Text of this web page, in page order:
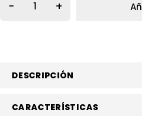
DESCRIPCIÓN
CARACTERÍSTICAS